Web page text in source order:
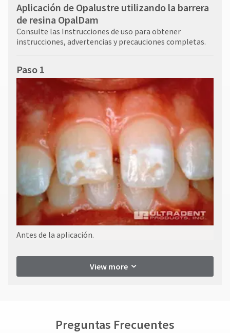
Aplicación de Opalustre utilizando la barrera
de resina OpalDam
Consulte las Instrucciones de uso para obtener
instrucciones, advertencias y precauciones completas.
Paso 1
Antes de la aplicación.
View more
Preguntas Frecuentes